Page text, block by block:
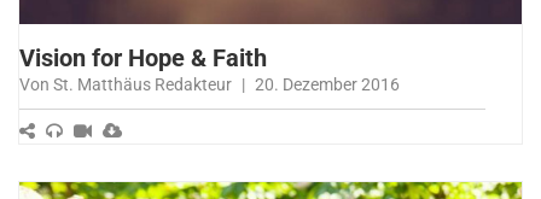
Vision for Hope & Faith
Von St. Matthäus Redakteur | 20. Dezember 2016